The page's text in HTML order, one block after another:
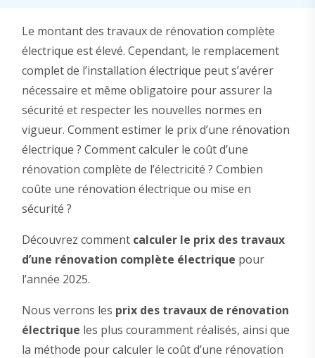
Le montant des travaux de rénovation complète
électrique est élevé. Cependant, le remplacement
complet de l’installation électrique peut s’avérer
nécessaire et même obligatoire pour assurer la
sécurité et respecter les nouvelles normes en
vigueur. Comment estimer le prix d’une rénovation
électrique ? Comment calculer le coût d’une
rénovation complète de l’électricité ? Combien
coûte une rénovation électrique ou mise en
sécurité ?
Découvrez comment calculer le prix des travaux
d’une rénovation complète électrique pour
l’année 2025.
Nous verrons les prix des travaux de rénovation
électrique les plus couramment réalisés, ainsi que
la méthode pour calculer le coût d’une rénovation